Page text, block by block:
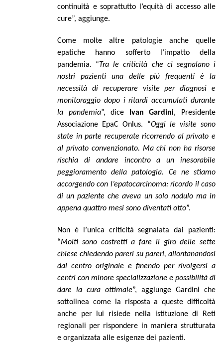
continuità e soprattutto l’equità di accesso alle
cure”, aggiunge.
Come molte altre patologie anche quelle
epatiche hanno sofferto l’impatto della
pandemia. “Tra le criticità che ci segnalano i
nostri pazienti una delle più frequenti è la
necessità di recuperare visite per diagnosi e
monitoraggio dopo i ritardi accumulati durante
la pandemia”, dice Ivan Gardini, Presidente
Associazione EpaC Onlus. “Oggi le visite sono
state in parte recuperate ricorrendo al privato e
al privato convenzionato. Ma chi non ha risorse
rischia di andare incontro a un inesorabile
peggioramento della patologia. Ce ne stiamo
accorgendo con l’epatocarcinoma: ricordo il caso
di un paziente che aveva un solo nodulo ma in
appena quattro mesi sono diventati otto”.
Non è l’unica criticità segnalata dai pazienti:
“Molti sono costretti a fare il giro delle sette
chiese chiedendo pareri su pareri, allontanandosi
dal centro originale e finendo per rivolgersi a
centri con minore specializzazione e possibilità di
dare la cura ottimale”, aggiunge Gardini che
sottolinea come la risposta a queste difficoltà
anche per lui risiede nella istituzione di Reti
regionali per rispondere in maniera strutturata
e organizzata alle esigenze dei pazienti.